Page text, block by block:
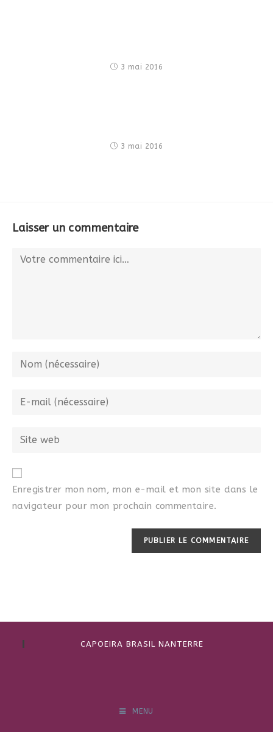
3 mai 2016
3 mai 2016
Laisser un commentaire
Enregistrer mon nom, mon e-mail et mon site dans le
navigateur pour mon prochain commentaire.
CAPOEIRA BRASIL NANTERRE
MENU